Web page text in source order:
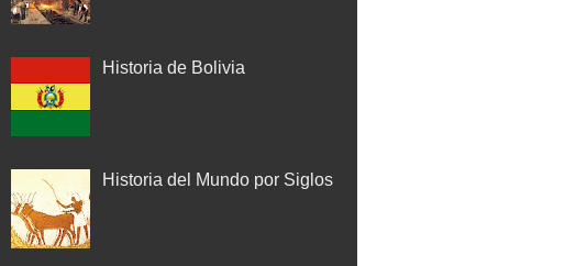
Historia de Bolivia
Historia del Mundo por Siglos